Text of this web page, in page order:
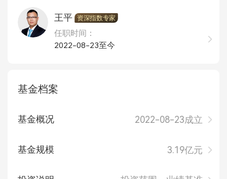
王平 资深指数专家
任职时间：
2022-08-23至今
基金档案
基金概况 2022-08-23成立
基金规模 3.19亿元